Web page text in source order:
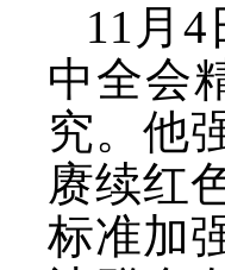
11月4
中全会
究。他
赓续红
标准加